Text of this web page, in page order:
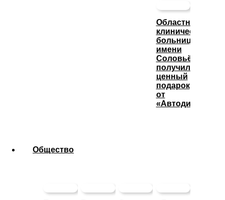
Областная
клиническая
больница
имени
Соловьёва
получила
ценный
подарок
от
«Автодизеля»
Общество